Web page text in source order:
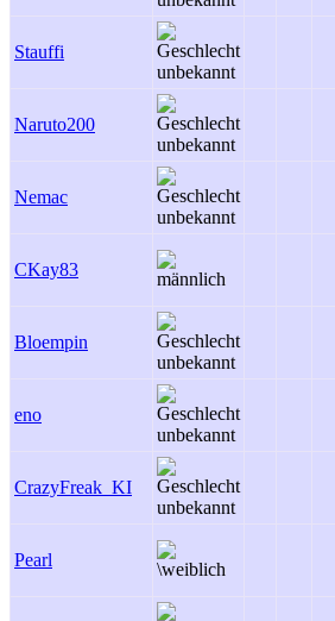
Stauffi
Naruto200
Nemac
CKay83
Bloempin
eno
CrazyFreak_KI
Pearl